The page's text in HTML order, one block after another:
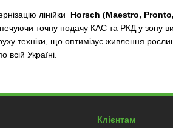
лінійки Horsch (Maestro,
точну подачу КАС та РКД у
техніки, що оптимізує живлення
Україні.
Клієнтам